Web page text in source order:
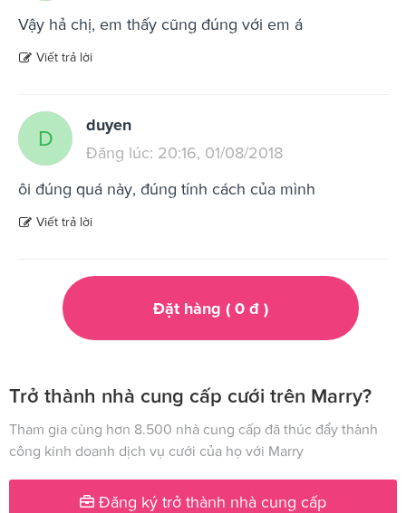
Vậy hả chị, em thấy cũng đúng với em á
Viết trả lời
D
duyen
Đăng lúc: 20:16, 01/08/2018
ôi đúng quá này, đúng tính cách của mình
Viết trả lời
Đặt hàng ( 0đ )
Trở thành nhà cung cấp cưới trên Marry?
Tham gia cùng hơn 8.500 nhà cung cấp đã thúc đẩy thành
công kinh doanh dịch vụ cưới của họ với Marry
Đăng ký trở thành nhà cung cấp